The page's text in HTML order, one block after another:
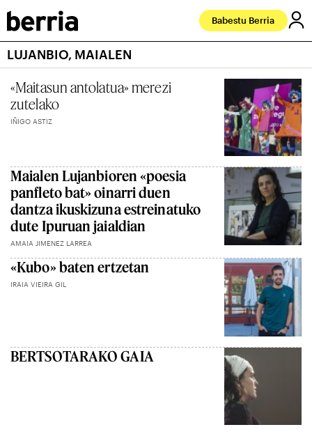
Babestu Berria
LUJANBIO, MAIALEN
«Maitasun antolatua» merezi
zutelako
IÑIGO ASTIZ
Maialen Lujanbioren «poesia
panfleto bat» oinarri duen
dantza ikuskizuna estreinatuko
dute Ipuruan jaialdian
AMAIA JIMENEZ LARREA
«Kubo» baten ertzetan
IRAIA VIEIRA GIL
BERTSOTARAKO GAIA